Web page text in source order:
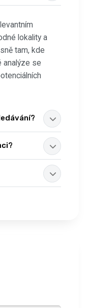
lokality a
tam, kde
analýze se